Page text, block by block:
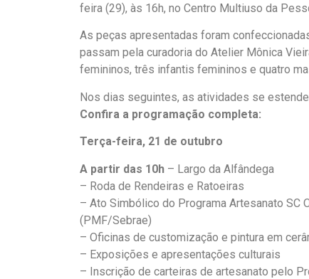
feira (29), às 16h, no Centro Multiuso da
As peças apresentadas foram
passam pela curadoria do Atelier Mônica
femininos, três infantis femininos e quatro
Nos dias seguintes, as atividades se
Confira a programação completa:
Terça-feira, 21 de outubro
A partir das 10h – Largo da Alfândega
– Roda de Rendeiras e Ratoeiras
– Ato Simbólico do Programa Artesanato SC
(PMF/Sebrae)
– Oficinas de customização e pintura em
– Exposições e apresentações culturais
– Inscrição de carteiras de artesanato pelo